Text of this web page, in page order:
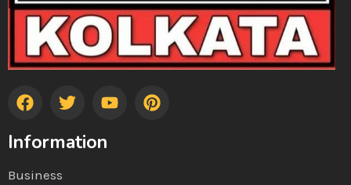
Information
Business